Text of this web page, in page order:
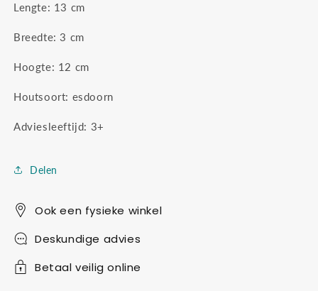
Lengte: 13 cm
Breedte: 3 cm
Hoogte: 12 cm
Houtsoort: esdoorn
Adviesleeftijd: 3+
Delen
Ook een fysieke winkel
Deskundige advies
Betaal veilig online